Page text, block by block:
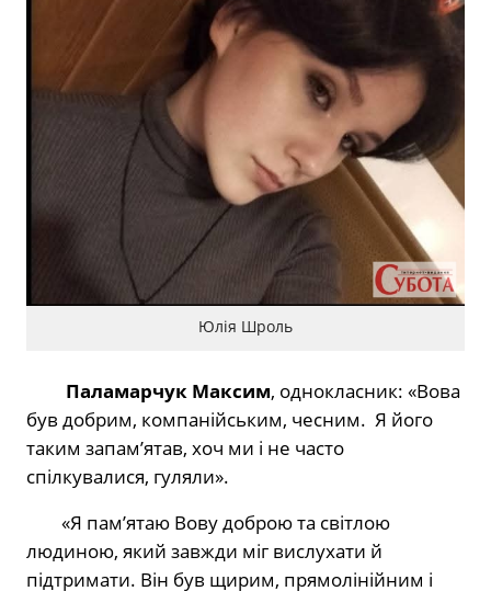
Юлія Шроль
Паламарчук Максим, однокласник: «Вова
був добрим, компанійським, чесним. Я його
таким запам’ятав, хоч ми і не часто
спілкувалися, гуляли».
«Я пам’ятаю Вову доброю та світлою
людиною, який завжди міг вислухати й
підтримати. Він був щирим, прямолінійним і